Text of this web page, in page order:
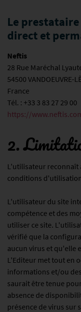
Le
direct et
Neftis
28 Rue Maréchal
54500 VANDOEUVRE-
France
Tél. : +33 3 83 27 29 00
https://
2.
L'utilisateur reconnaît
conditions
L'utilisateur du site
compétence et des
utiliser ce site.
vérifié que la
aucun virus et qu'elle
L'Editeur met tout en
informations et/ou
saurait être tenue
absence de
présence de virus sur